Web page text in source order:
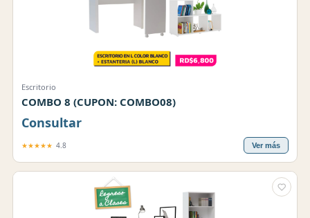
Escritorio
COMBO 8 (CUPON: COMBO08)
Consultar
★★★★★ 4.8 Ver más